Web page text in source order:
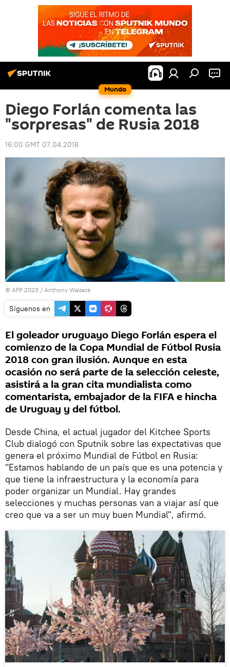
Mundo
Diego Forlán comenta las
"sorpresas" de Rusia 2018
16:00 GMT 07.04.2018
© AFP 2023 / Anthony Wallace
Síguenos en
El goleador uruguayo Diego Forlán espera el
comienzo de la Copa Mundial de Fútbol Rusia
2018 con gran ilusión. Aunque en esta
ocasión no será parte de la selección celeste,
asistirá a la gran cita mundialista como
comentarista, embajador de la FIFA e hincha
de Uruguay y del fútbol.
Desde China, el actual jugador del Kitchee Sports
Club dialogó con Sputnik sobre las expectativas que
genera el próximo Mundial de Fútbol en Rusia:
"Estamos hablando de un país que es una potencia y
que tiene la infraestructura y la economía para
poder organizar un Mundial. Hay grandes
selecciones y muchas personas van a viajar así que
creo que va a ser un muy buen Mundial", afirmó.